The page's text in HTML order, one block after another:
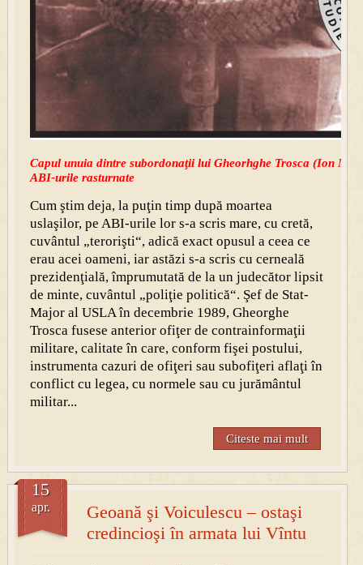
Capul unuia dintre subordonaţii lui Gheorhghe Trosca (Ion
ABI-urile rasturnate
Cum ştim deja, la puţin timp după moartea
uslaşilor, pe ABI-urile lor s-a scris mare, cu cretă,
cuvântul „terorişti“, adică exact opusul a ceea ce
erau acei oameni, iar astăzi s-a scris cu cerneală
prezidenţială, împrumutată de la un judecător lipsit
de minte, cuvântul „poliţie politică“. Şef de Stat-
Major al USLA în decembrie 1989, Gheorghe
Trosca fusese anterior ofiţer de contrainformaţii
militare, calitate în care, conform fişei postului,
instrumenta cazuri de ofiţeri sau subofiţeri aflaţi în
conflict cu legea, cu normele sau cu jurământul
militar...
Citeste mai mult
Geoană şi Voiculescu – ostaşi
credincioşi în armata lui Vîntu
15
apr.